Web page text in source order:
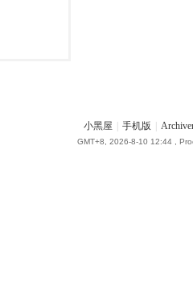
小黑屋 手机版
GMT+8, 2026-8-10 12:44,